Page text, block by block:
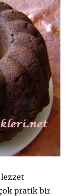
pratik bir